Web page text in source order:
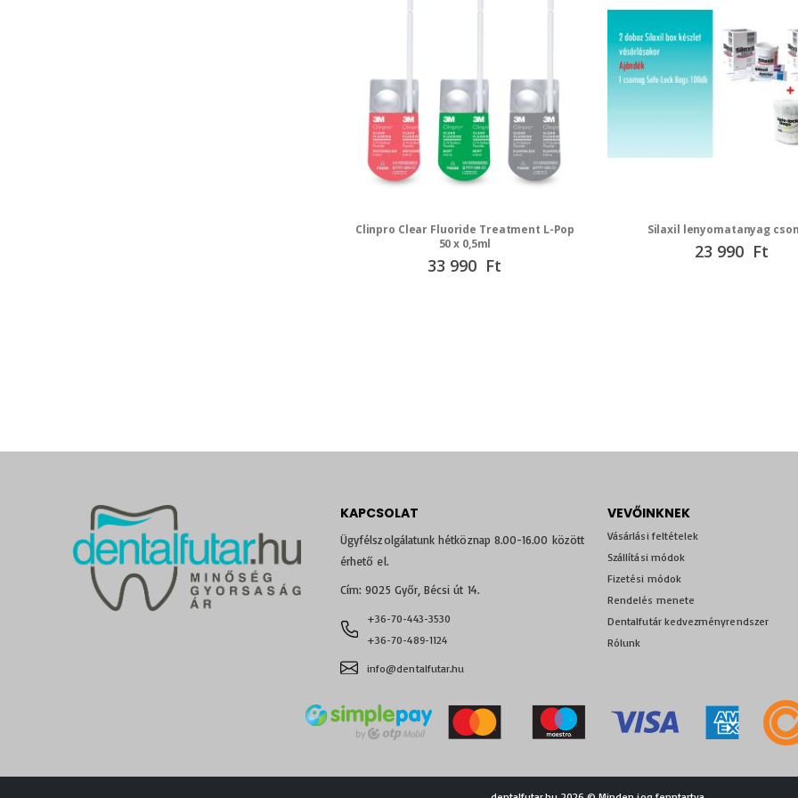
Clinpro Clear Fluoride Treatment L-Pop
50 x 0,5ml
Speciális
ár
33 990 Ft
Silaxil lenyomatanyag
Speciális
ár
23 990 Ft
KAPCSOLAT
Ügyfélszolgálatunk hétköznap 8.00-16.00 között
érhető el.
Cím: 9025 Győr, Bécsi út 14.
+36-70-443-3530
+36-70-489-1124
info@dentalfutar.hu
VEVŐINKNEK
Vásárlási feltételek
Szállítási módok
Fizetési módok
Rendelés menete
Dentalfutár kedvezményrendszer
Rólunk